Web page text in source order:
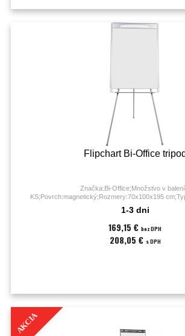
Flipchart Bi-Office tripod
Značka:Bi-Office;Množstvo v
KS;Povrch:magnetický;Rozmery:70x100x195
1-3 dni
169,15 € bez DPH
208,05 € s DPH
AKCIA